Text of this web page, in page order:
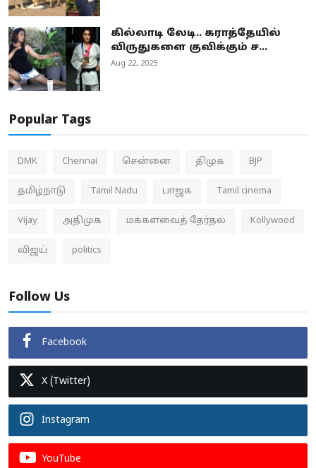
கில்லாடி லேடி.. கராத்தேயில்
விருதுகளை குவிக்கும் ச...
Aug 22, 2025
Popular Tags
DMK Chennai சென்னை திமுக BJP
தமிழ்நாடு Tamil Nadu பாஜக Tamil cinema
Vijay அதிமுக மக்களவைத் தேர்தல் Kollywood
விஜய் politics
Follow Us
Facebook
X (Twitter)
Instagram
YouTube